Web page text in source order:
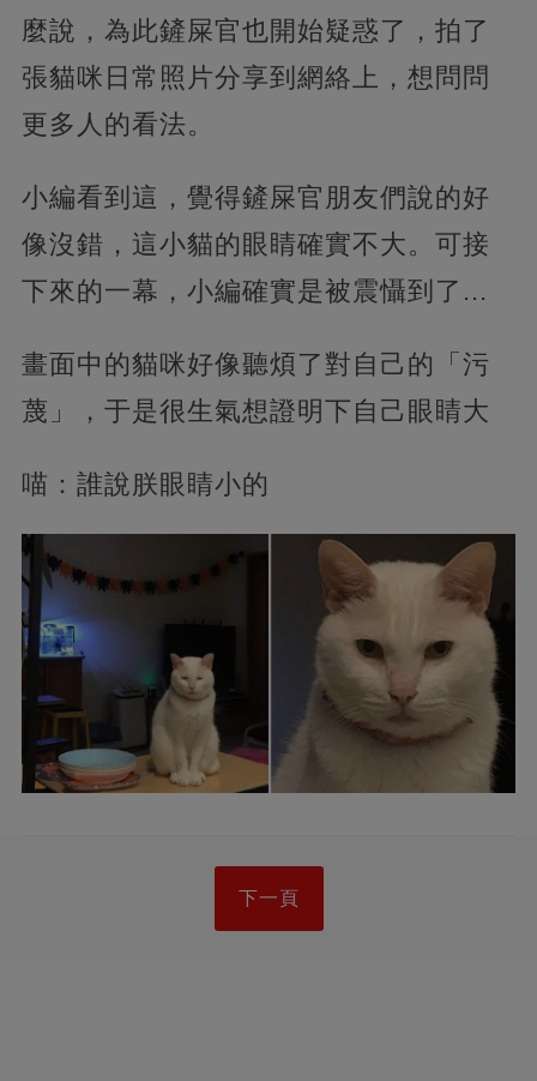
麼說，為此鏟屎官也開始疑惑了，拍了
張貓咪日常照片分享到網絡上，想問問
更多人的看法。
小編看到這，覺得鏟屎官朋友們說的好
像沒錯，這小貓的眼睛確實不大。可接
下來的一幕，小編確實是被震懾到了...
畫面中的貓咪好像聽煩了對自己的「污
蔑」，于是很生氣想證明下自己眼睛大
喵：誰說朕眼睛小的
下一頁